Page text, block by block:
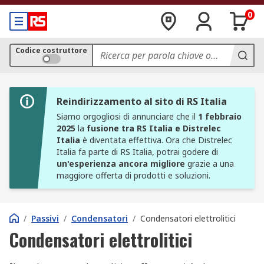
0
Codice costruttore
Reindirizzamento al sito di RS Italia
Siamo orgogliosi di annunciare che il 1 febbraio
2025 la fusione tra RS Italia e Distrelec
Italia è diventata effettiva. Ora che Distrelec
Italia fa parte di RS Italia, potrai godere di
un'esperienza ancora migliore grazie a una
maggiore offerta di prodotti e soluzioni.
/ Passivi / Condensatori / Condensatori elettrolitici
Condensatori elettrolitici